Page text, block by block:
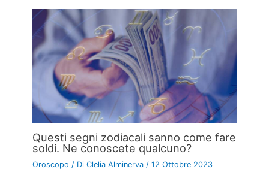
Questi segni zodiacali sanno come fare
soldi. Ne conoscete qualcuno?
Oroscopo / DiClelia Alminerva /12 Ottobre 2023